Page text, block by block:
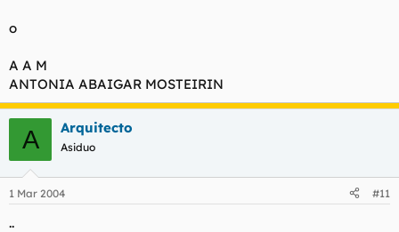
o
A A M
ANTONIA ABAIGAR MOSTEIRIN
A Arquitecto
Asiduo
1 Mar 2004 #11
..